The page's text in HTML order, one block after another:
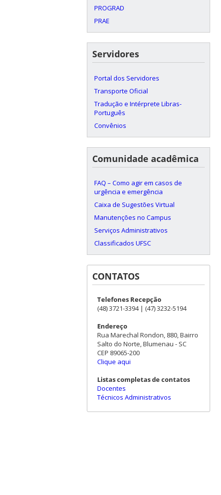
PROGRAD
PRAE
Servidores
Portal dos Servidores
Transporte Oficial
Tradução e Intérprete Libras-
Português
Convênios
Comunidade acadêmica
FAQ – Como agir em casos de
urgência e emergência
Caixa de Sugestões Virtual
Manutenções no Campus
Serviços Administrativos
Classificados UFSC
CONTATOS
Telefones Recepção
(48) 3721-3394 | (47) 3232-5194
Endereço
Rua Marechal Rondon, 880, Bairro
Salto do Norte, Blumenau - SC
CEP 89065-200
Clique aqui
Listas completas de contatos
Docentes
Técnicos Administrativos